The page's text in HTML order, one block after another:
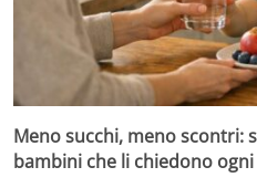
Meno succhi, meno scontri:
bambini che li chiedono